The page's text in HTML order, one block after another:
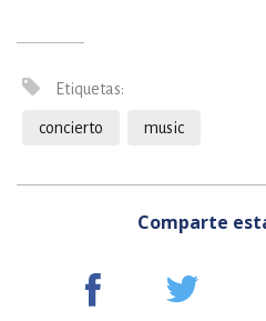
Etiquetas:
concierto music
Comparte